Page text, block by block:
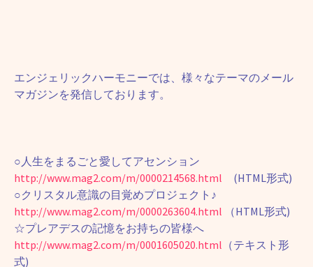
エンジェリックハーモニーでは、様々なテーマのメール
マガジンを発信しております。
○人生をまるごと愛してアセンション
http://www.mag2.com/m/0000214568.html (HTML形式)
○クリスタル意識の目覚めプロジェクト♪
http://www.mag2.com/m/0000263604.html
（HTML形式)
☆プレアデスの記憶をお持ちの皆様へ
http://www.mag2.com/m/0001605020.html （テキスト形
式)